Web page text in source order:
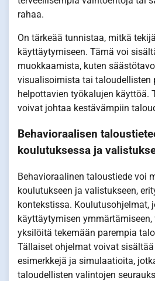
rahaa.
On tärkeää tunnistaa, mitkä
käyttäytymiseen. Tämä voi
muokkaamista, kuten
visualisoimista tai taloudellisten
helpottavien työkalujen käyttöä.
voivat johtaa kestävämpiin
Behavioraalisen
koulutuksessa ja
Behavioraalinen taloustiede voi
koulutukseen ja valistukseen,
kontekstissa. Koulutusohjelmat,
käyttäytymisen
yksilöitä tekemään parempia
Tällaiset ohjelmat voivat
esimerkkejä ja simulaatioita,
taloudellisten valintojen